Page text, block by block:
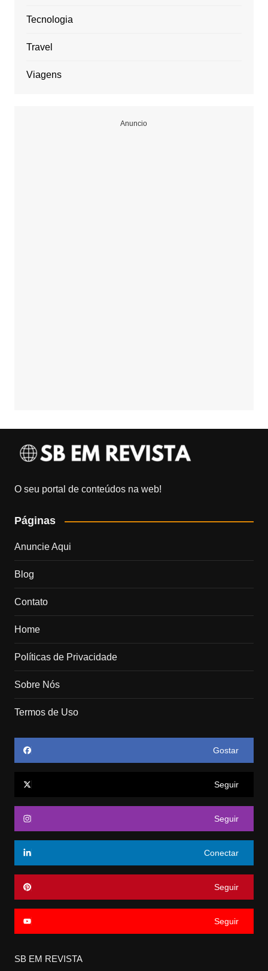
Tecnologia
Travel
Viagens
Anuncio
O seu portal de conteúdos na web!
Páginas
Anuncie Aqui
Blog
Contato
Home
Políticas de Privacidade
Sobre Nós
Termos de Uso
Gostar
Seguir
Seguir
Conectar
Seguir
Seguir
SB EM REVISTA